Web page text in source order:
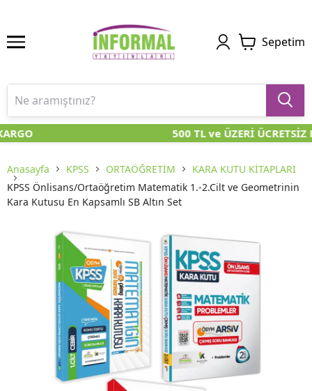
Sepetim
500 TL ve ÜZERİ ÜCRETSİZ
Anasayfa KPSS ORTAÖĞRETİM
KARA KUTU KİTAPLARI
KPSS Önlisans/Ortaöğretim Matematik 1.-2.Cilt ve Geometrinin
Kara Kutusu En Kapsamlı SB Altın Set